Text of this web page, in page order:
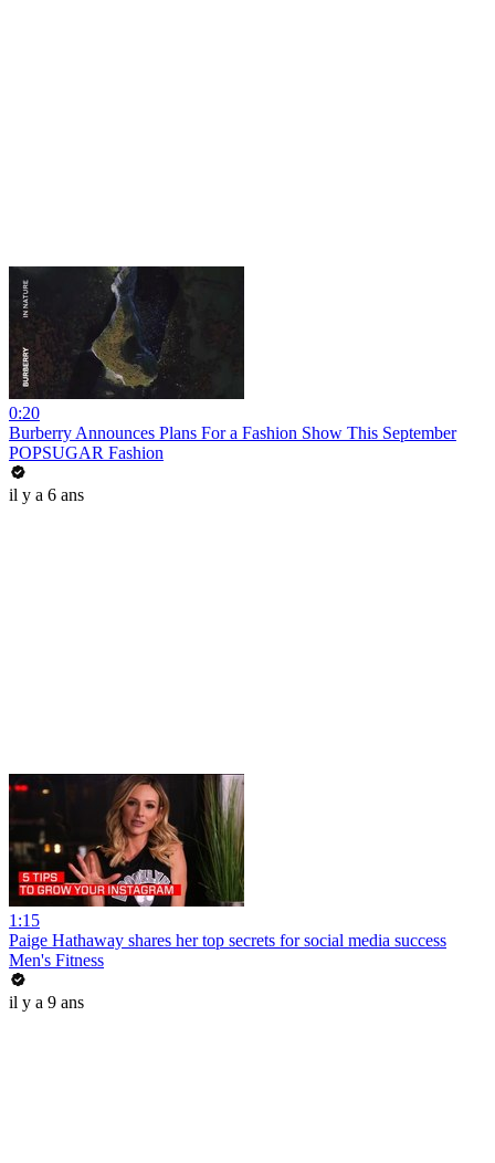
0:20
Burberry Announces Plans For a Fashion Show This September
POPSUGAR Fashion
il y a 6 ans
1:15
Paige Hathaway shares her top secrets for social media success
Men's Fitness
il y a 9 ans